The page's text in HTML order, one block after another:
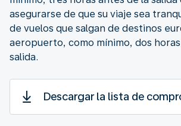
asegurarse de que su viaje sea
de vuelos que salgan de destinos
aeropuerto, como mínimo, dos
salida.
Descargar la lista de